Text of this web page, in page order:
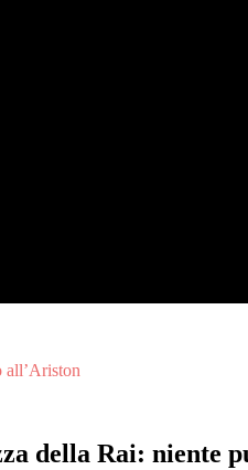
all’Ariston
della Rai: niente